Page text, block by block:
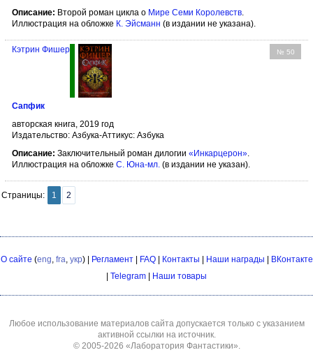
Описание: Второй роман цикла о Мире Семи Королевств
Иллюстрация на обложке К. Эйсманн (в издании не указана).
№ 50
Кэтрин Фишер
Сапфик
авторская книга, 2019 год
Издательство: Азбука-Аттикус: Азбука
Описание: Заключительный роман дилогии «Инкарцерон».
Иллюстрация на обложке С. Юна-мл. (в издании не указан).
Страницы: 1 2
О сайте (eng, fra, укр) | Регламент| FAQ| Контакты Наши награды
ВКонтакте
Telegram Наши товары
Любое использование материалов сайта допускается только с указанием
активной ссылки на источник.
© 2005-2026 «Лаборатория Фантастики».